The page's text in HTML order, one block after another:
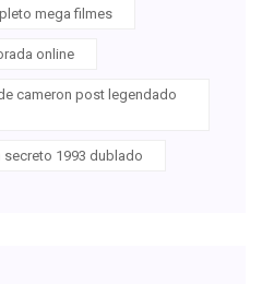
mega filmes
online
cameron post legendado
secreto 1993 dublado